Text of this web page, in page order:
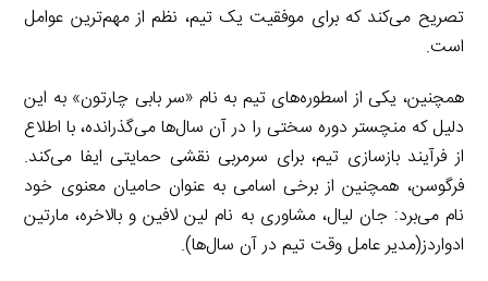
تصریح می‌کند که برای موفقیت یک تیم، نظم از مهم‌ترین عوامل
است.
همچنین، یکی از اسطوره‌های تیم به نام «سر بابی چارتون» به این
دلیل که منچستر دوره سختی را در آن سال‌ها می‌گذرانده، با اطلاع
از فرآیند بازسازی تیم، برای سرمربی نقشی حمایتی ایفا می‌کند.
فرگوسن، همچنین از برخی اسامی به عنوان حامیان معنوی خود
نام می‌برد: جان لیال، مشاوری به نام لین لافین و بالاخره، مارتین
ادواردز(مدیر عامل وقت تیم در آن سال‌ها).